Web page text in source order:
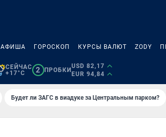
АФИША ГОРОСКОП КУРСЫ ВАЛЮТ ZODY
СЕЙЧАС
+17°C
2 ПРОБКИ
USD 82,17
EUR 94,84
Будет ли ЗАГС в виадуке за Центральным парком?